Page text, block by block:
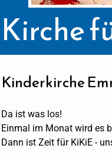
Kirche
Kinderkirche
Da ist was los!
Einmal im Monat wird es
Dann ist Zeit für KiKiE -